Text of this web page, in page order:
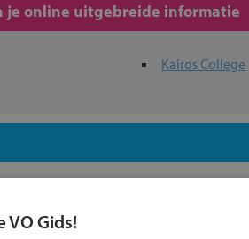
je online uitgebreide informatie
Kairos College
Gids!